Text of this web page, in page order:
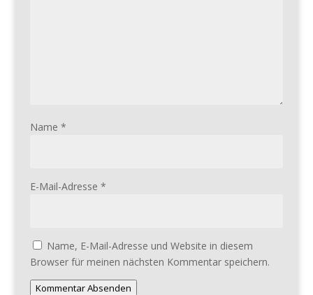
Name *
E-Mail-Adresse *
Name, E-Mail-Adresse und Website in diesem
Browser für meinen nächsten Kommentar speichern.
Kommentar Absenden